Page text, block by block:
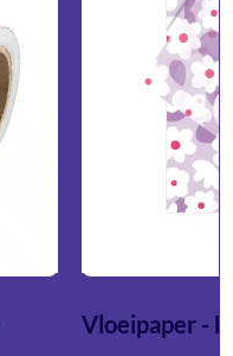
Vloeipaper -